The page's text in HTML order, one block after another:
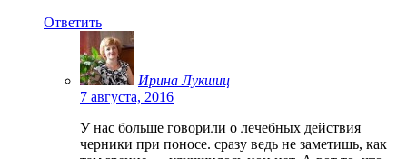
Ответить
Ирина Лукшиц
7 августа, 2016
У нас больше говорили о лечебных действия
черники при поносе. сразу ведь не заметишь, как